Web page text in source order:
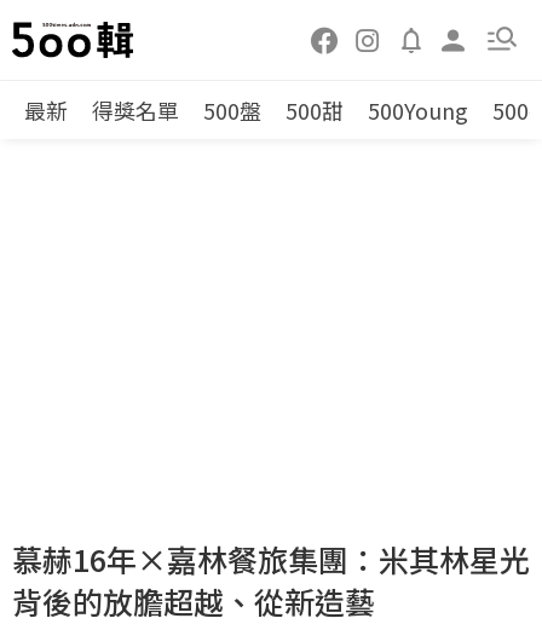
最新 得獎名單 500盤 500甜 500Young 500
慕赫16年×嘉林餐旅集團：米其林星光
背後的放膽超越、從新造藝